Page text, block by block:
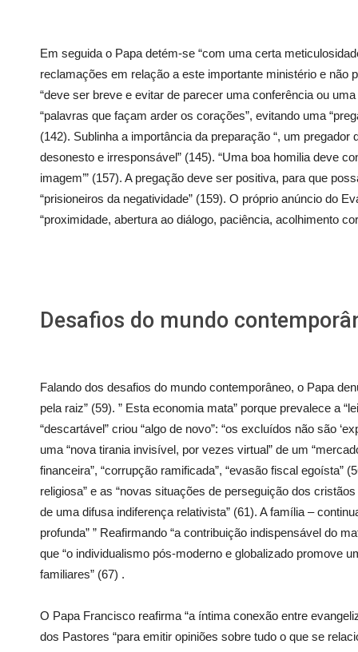
Em seguida o Papa detém-se “com uma certa
reclamações em relação a este importante ministério e não
“deve ser breve e evitar de parecer uma conferência ou
“palavras que façam arder os corações”, evitando uma
(142). Sublinha a importância da preparação “, um pregador
desonesto e irresponsável” (145). “Uma boa homilia deve
imagem’” (157). A pregação deve ser positiva, para que
“prisioneiros da negatividade” (159). O próprio anúncio do
“proximidade, abertura ao diálogo, paciência, acolhimento
Desafios do mundo
Falando dos desafios do mundo contemporâneo, o Papa
pela raiz” (59). ” Esta economia mata” porque prevalece a
“descartável” criou “algo de novo”: “os excluídos não são
uma “nova tirania invisível, por vezes virtual” de um
financeira”, “corrupção ramificada”, “evasão fiscal egoísta”
religiosa” e as “novas situações de perseguição dos
de uma difusa indiferença relativista” (61). A família –
profunda” ” Reafirmando “a contribuição indispensável do
que “o individualismo pós-moderno e globalizado promove
familiares” (67) .
O Papa Francisco reafirma “a íntima conexão entre
dos Pastores “para emitir opiniões sobre tudo o que se